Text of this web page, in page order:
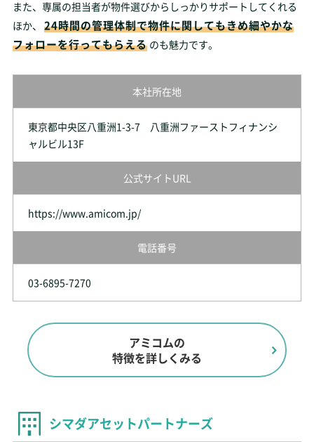
また、専属の担当者が物件選びからしっかりサポートしてくれる
ほか、
24時間の管理体制で物件に関してもきめ細やかな
フォローを行ってもらえる のも魅力です。
本社所在地
東京都中央区八重洲1-3-7 八重洲ファーストフィナンシ
ャルビル13F
公式サイトURL
https://www.amicom.jp/
電話番号
03-6895-7270
アミコムの
特徴を詳しくみる
シマダアセットパートナーズ